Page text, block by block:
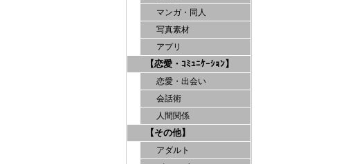
マンガ・同人
写真素材
アプリ
【恋愛・ｺﾐｭﾆｹｰｼｮﾝ】
恋愛・出会い
会話術
人間関係
【その他】
アダルト